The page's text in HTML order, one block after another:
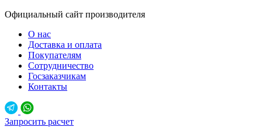
Официальный сайт производителя
О нас
Доставка и оплата
Покупателям
Сотрудничество
Госзаказчикам
Контакты
Запросить расчет